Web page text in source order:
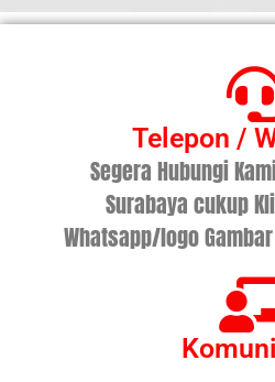
Telepon /
Segera Hubungi
Surabaya cukup
Whatsapp/logo